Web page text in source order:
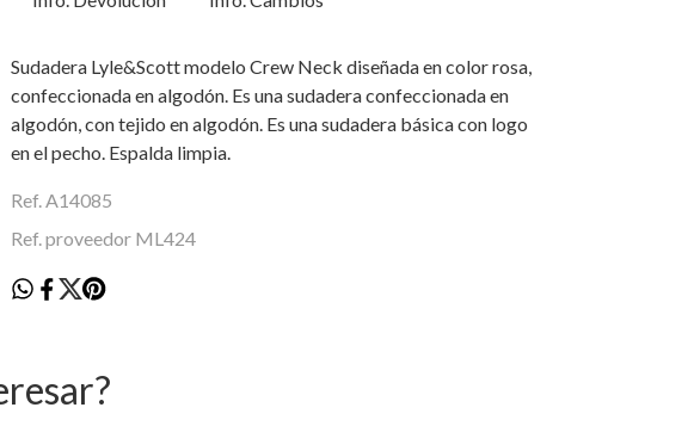
Sudadera Lyle&Scott modelo Crew Neck diseñada en color rosa,
confeccionada en algodón. Es una sudadera confeccionada en
algodón, con tejido en algodón. Es una sudadera básica con logo
en el pecho. Espalda limpia.
Ref. A14085
Ref. proveedor ML424